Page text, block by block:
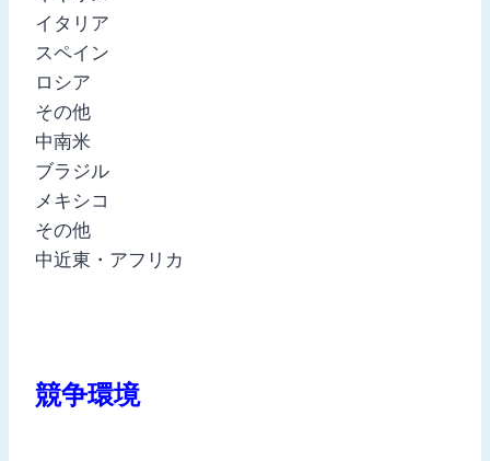
イタリア
スペイン
ロシア
その他
中南米
ブラジル
メキシコ
その他
中近東・アフリカ
競争環境